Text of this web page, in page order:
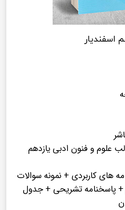
اسفندیار
علوم و فنون ادبی یازدهم
های کاربردی + نمونه سوالات
+ پاسخنامه تشریحی + جدول